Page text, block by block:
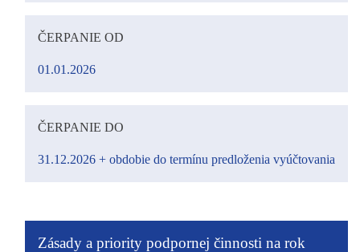
ČERPANIE OD
01.01.2026
ČERPANIE DO
31.12.2026 + obdobie do termínu predloženia vyúčtovania
Zásady a priority podpornej činnosti na rok